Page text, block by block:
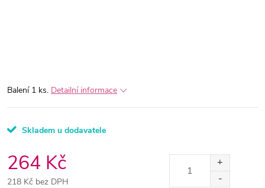
Balení 1 ks. Detailní informace
Skladem u dodavatele
264 Kč
218 Kč bez DPH